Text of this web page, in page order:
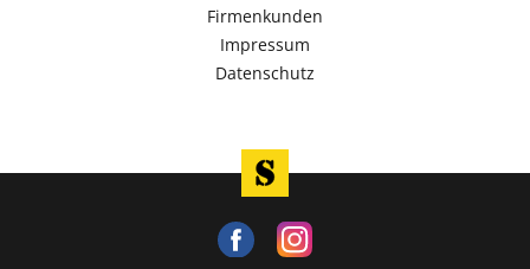
Firmenkunden
Impressum
Datenschutz